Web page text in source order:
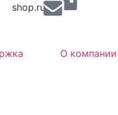
shop.ru
О компании